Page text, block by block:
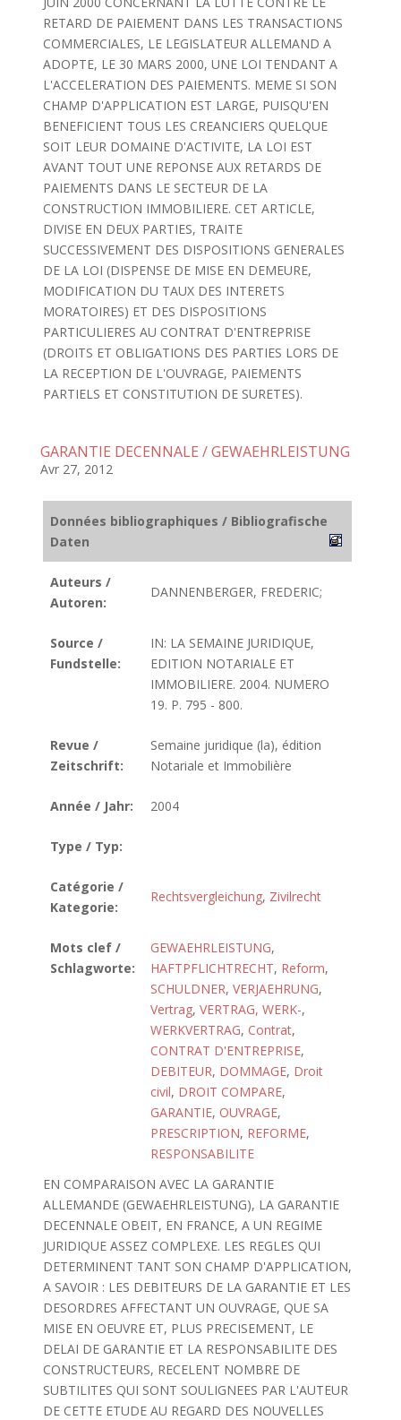
RETARD DE PAIEMENT DANS LES TRANSACTIONS
COMMERCIALES, LE LEGISLATEUR ALLEMAND A
ADOPTE, LE 30 MARS 2000, UNE LOI TENDANT A
L'ACCELERATION DES PAIEMENTS. MEME SI SON
CHAMP D'APPLICATION EST LARGE, PUISQU'EN
BENEFICIENT TOUS LES CREANCIERS QUELQUE
SOIT LEUR DOMAINE D'ACTIVITE, LA LOI EST
AVANT TOUT UNE REPONSE AUX RETARDS DE
PAIEMENTS DANS LE SECTEUR DE LA
CONSTRUCTION IMMOBILIERE. CET ARTICLE,
DIVISE EN DEUX PARTIES, TRAITE
SUCCESSIVEMENT DES DISPOSITIONS GENERALES
DE LA LOI (DISPENSE DE MISE EN DEMEURE,
MODIFICATION DU TAUX DES INTERETS
MORATOIRES) ET DES DISPOSITIONS
PARTICULIERES AU CONTRAT D'ENTREPRISE
(DROITS ET OBLIGATIONS DES PARTIES LORS DE
LA RECEPTION DE L'OUVRAGE, PAIEMENTS
PARTIELS ET CONSTITUTION DE SURETES).
GARANTIE DECENNALE / GEWAEHRLEISTUNG
Avr 27, 2012
Données bibliographiques / Bibliografische
Daten
Auteurs /
Autoren:
DANNENBERGER, FREDERIC;
Source /
Fundstelle:
IN: LA SEMAINE JURIDIQUE,
EDITION NOTARIALE ET
IMMOBILIERE. 2004. NUMERO
19. P. 795 - 800.
Revue /
Zeitschrift:
Semaine juridique (la), édition
Notariale et Immobilière
Année / Jahr: 2004
Type / Typ:
Catégorie /
Kategorie:
Rechtsvergleichung, Zivilrecht
Mots clef /
Schlagworte:
GEWAEHRLEISTUNG,
HAFTPFLICHTRECHT, Reform,
SCHULDNER, VERJAEHRUNG,
Vertrag, VERTRAG, WERK-,
WERKVERTRAG, Contrat,
CONTRAT D'ENTREPRISE,
DEBITEUR, DOMMAGE, Droit
civil, DROIT COMPARE,
GARANTIE, OUVRAGE,
PRESCRIPTION, REFORME,
RESPONSABILITE
EN COMPARAISON AVEC LA GARANTIE
ALLEMANDE (GEWAEHRLEISTUNG), LA GARANTIE
DECENNALE OBEIT, EN FRANCE, A UN REGIME
JURIDIQUE ASSEZ COMPLEXE. LES REGLES QUI
DETERMINENT TANT SON CHAMP D'APPLICATION,
A SAVOIR : LES DEBITEURS DE LA GARANTIE ET LES
DESORDRES AFFECTANT UN OUVRAGE, QUE SA
MISE EN OEUVRE ET, PLUS PRECISEMENT, LE
DELAI DE GARANTIE ET LA RESPONSABILITE DES
CONSTRUCTEURS, RECELENT NOMBRE DE
SUBTILITES QUI SONT SOULIGNEES PAR L'AUTEUR
DE CETTE ETUDE AU REGARD DES NOUVELLES